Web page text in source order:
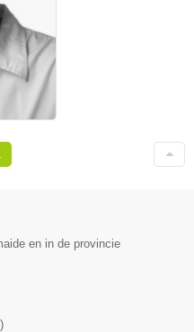
en in de provincie
)